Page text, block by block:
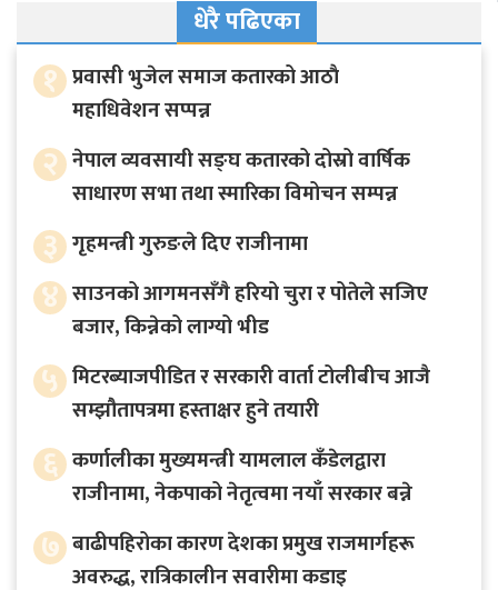
धेरै पढिएका
१ प्रवासी भुजेल समाज कतारको आठाै
महाधिवेशन सप्पन्न
२ नेपाल व्यवसायी सङ्घ कतारको दोस्रो वार्षिक
साधारण सभा तथा स्मारिका विमोचन सम्पन्न
३ गृहमन्त्री गुरुङले दिए राजीनामा
४ साउनको आगमनसँगै हरियो चुरा र पोतेले सजिए
बजार, किन्नेको लाग्यो भीड
५ मिटरब्याजपीडित र सरकारी वार्ता टोलीबीच आजै
सम्झौतापत्रमा हस्ताक्षर हुने तयारी
६ कर्णालीका मुख्यमन्त्री यामलाल कँडेलद्वारा
राजीनामा, नेकपाको नेतृत्वमा नयाँ सरकार बन्ने
७ बाढीपहिरोका कारण देशका प्रमुख राजमार्गहरू
अवरुद्ध, रात्रिकालीन सवारीमा कडाइ